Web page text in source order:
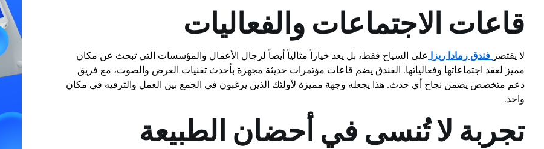
قاعات الاجتماعات والفعاليات
لا يقتصرفندق رمادا ريزا على السياح فقط، بل يعد خياراً مثالياً أيضاً لرجال الأعمال والمؤسسات التي تبحث عن مكان
مميز لعقد اجتماعاتها وفعالياتها. الفندق يضم قاعات مؤتمرات حديثة مجهزة بأحدث تقنيات العرض والصوت، مع فريق
دعم متخصص يضمن نجاح أي حدث. هذا يجعله وجهة مميزة لأولئك الذين يرغبون في الجمع بين العمل والترفيه في مكان
واحد.
تجربة لا تُنسى في أحضان الطبيعة